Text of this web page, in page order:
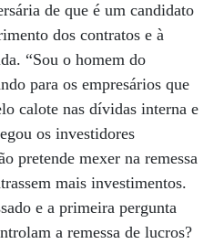
de que é um candidato
dos contratos e à
“Sou o homem do
para os empresários que
calote nas dívidas interna e
os investidores
pretende mexer na remessa
mais investimentos.
e a primeira pergunta
a remessa de lucros?